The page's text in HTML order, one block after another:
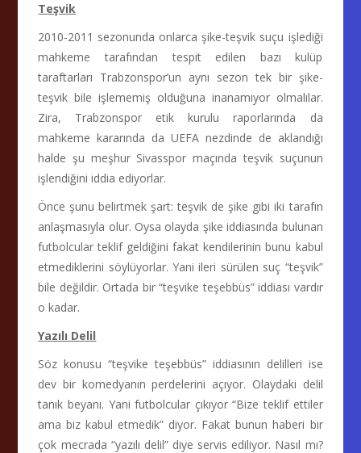
Teşvik
2010-2011 sezonunda onlarca şike-teşvik suçu işlediği
mahkeme tarafından tespit edilen bazı kulüp
taraftarları Trabzonspor’un aynı sezon tek bir şike-
teşvik bile işlememiş olduğuna inanamıyor olmalılar.
Zira, Trabzonspor etik kurulu raporlarında da
mahkeme kararında da UEFA nezdinde de aklandığı
halde şu meşhur Sivasspor maçında teşvik suçunun
işlendiğini iddia ediyorlar.
Önce şunu belirtmek şart: teşvik de şike gibi iki tarafın
anlaşmasıyla olur. Oysa olayda şike iddiasında bulunan
futbolcular teklif geldiğini fakat kendilerinin bunu kabul
etmediklerini söylüyorlar. Yani ileri sürülen suç “teşvik”
bile değildir. Ortada bir “teşvike teşebbüs” iddiası vardır
o kadar.
Yazılı Delil
Söz konusu “teşvike teşebbüs” iddiasının delilleri ise
dev bir komedyanın perdelerini açıyor. Olaydaki delil
tanık beyanı. Yani futbolcular çıkıyor “Bize teklif ettiler
ama biz kabul etmedik” diyor. Fakat bunun haberi bir
çok mecrada “yazılı delil” diye servis ediliyor. Nasıl mı?